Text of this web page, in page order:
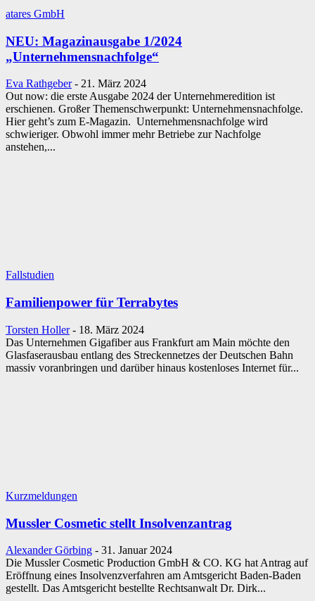
atares GmbH
NEU: Magazinausgabe 1/2024
„Unternehmensnachfolge“
Eva Rathgeber - 21. März 2024
Out now: die erste Ausgabe 2024 der Unternehmeredition ist
erschienen. Großer Themenschwerpunkt: Unternehmensnachfolge.
Hier geht’s zum E-Magazin. Unternehmensnachfolge wird
schwieriger. Obwohl immer mehr Betriebe zur Nachfolge
anstehen,...
Fallstudien
Familienpower für Terrabytes
Torsten Holler - 18. März 2024
Das Unternehmen Gigafiber aus Frankfurt am Main möchte den
Glasfaserausbau entlang des Streckennetzes der Deutschen Bahn
massiv voranbringen und darüber hinaus kostenloses Internet für...
Kurzmeldungen
Mussler Cosmetic stellt Insolvenzantrag
Alexander Görbing - 31. Januar 2024
Die Mussler Cosmetic Production GmbH & CO. KG hat Antrag auf
Eröffnung eines Insolvenzverfahren am Amtsgericht Baden-Baden
gestellt. Das Amtsgericht bestellte Rechtsanwalt Dr. Dirk...